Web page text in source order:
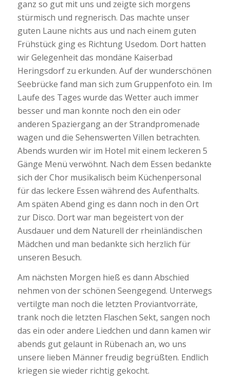
ganz so gut mit uns und zeigte sich morgens
stürmisch und regnerisch. Das machte unser
guten Laune nichts aus und nach einem guten
Frühstück ging es Richtung Usedom. Dort hatten
wir Gelegenheit das mondäne Kaiserbad
Heringsdorf zu erkunden. Auf der wunderschönen
Seebrücke fand man sich zum Gruppenfoto ein. Im
Laufe des Tages wurde das Wetter auch immer
besser und man konnte noch den ein oder
anderen Spaziergang an der Strandpromenade
wagen und die Sehenswerten Villen betrachten.
Abends wurden wir im Hotel mit einem leckeren 5
Gänge Menü verwöhnt. Nach dem Essen bedankte
sich der Chor musikalisch beim Küchenpersonal
für das leckere Essen während des Aufenthalts.
Am späten Abend ging es dann noch in den Ort
zur Disco. Dort war man begeistert von der
Ausdauer und dem Naturell der rheinländischen
Mädchen und man bedankte sich herzlich für
unseren Besuch.
Am nächsten Morgen hieß es dann Abschied
nehmen von der schönen Seengegend. Unterwegs
vertilgte man noch die letzten Proviantvorräte,
trank noch die letzten Flaschen Sekt, sangen noch
das ein oder andere Liedchen und dann kamen wir
abends gut gelaunt in Rübenach an, wo uns
unsere lieben Männer freudig begrüßten. Endlich
kriegen sie wieder richtig gekocht.